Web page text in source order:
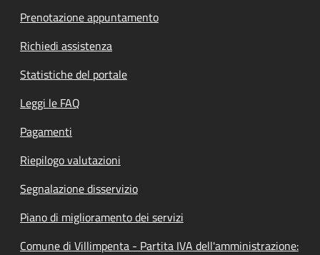
Prenotazione appuntamento
Richiedi assistenza
Statistiche del portale
Leggi le FAQ
Pagamenti
Riepilogo valutazioni
Segnalazione disservizio
Piano di miglioramento dei servizi
Comune di Villimpenta - Partita IVA dell'amministrazione: